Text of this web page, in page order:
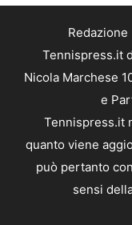
Redazione
Tennispress.it
Nicola Marchese
e
Tennispress.it
quanto viene
può pertanto
sensi